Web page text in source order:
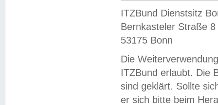
ITZBund Dienstsitz
Bernkasteler Straße 8
53175 Bonn
Die
ITZBund erlaubt. Die
sind geklärt. Sollte
er sich bitte beim